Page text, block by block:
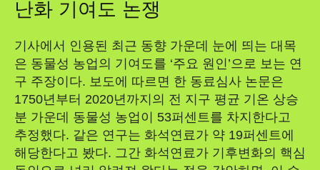
난화 기여도 논쟁
기사에서 인용된 최근 동향 가운데 눈에 띄는 대목
은 동물성 농업의 기여도를 ‘주요 원인’으로 보는 연
구 주장이다. 보도에 따르면 한 동료심사 논문은
1750년부터 2020년까지의 전 지구 평균 기온 상승
분 가운데 동물성 농업이 53퍼센트를 차지한다고
추정했다. 같은 연구는 화석연료가 약 19퍼센트에
해당한다고 봤다. 그간 화석연료가 기후변화의 핵심